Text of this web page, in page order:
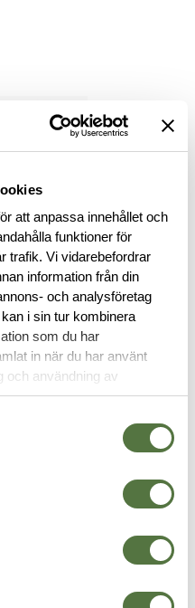
att anpassa innehållet och
funktioner för
trafik. Vi vidarebefordrar
information från din
och analysföretag
i sin tur kombinera
som du har
in när du har använt
och användning av
personalisering av